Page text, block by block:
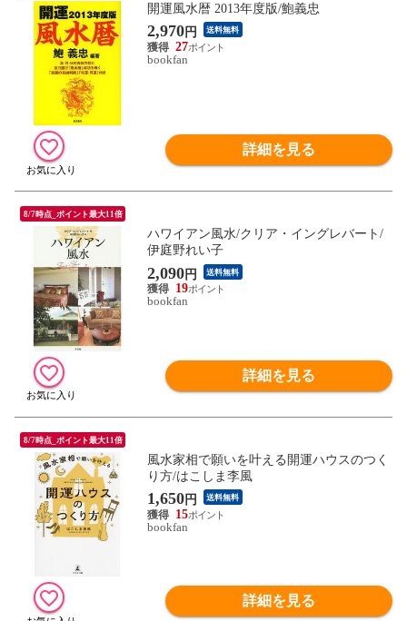
開運風水暦 2013年度版/鮑義忠
2,970円 送料無料
27
bookfan
詳細を見る
8/7時点_ポイント最大11倍
ハワイアン風水/クリア・イングレバート/
伊庭野れい子
2,090円 送料無料
19
bookfan
詳細を見る
8/7時点_ポイント最大11倍
風水家相で願いを叶える開運ハウスのつく
り方/はこしま李風
1,650円 送料無料
15
bookfan
詳細を見る